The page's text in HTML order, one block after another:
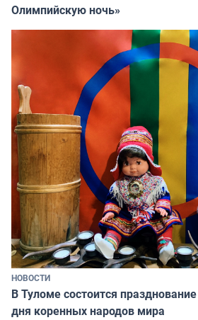
Олимпийскую ночь»
НОВОСТИ
В Туломе состоится
дня коренных народов мира